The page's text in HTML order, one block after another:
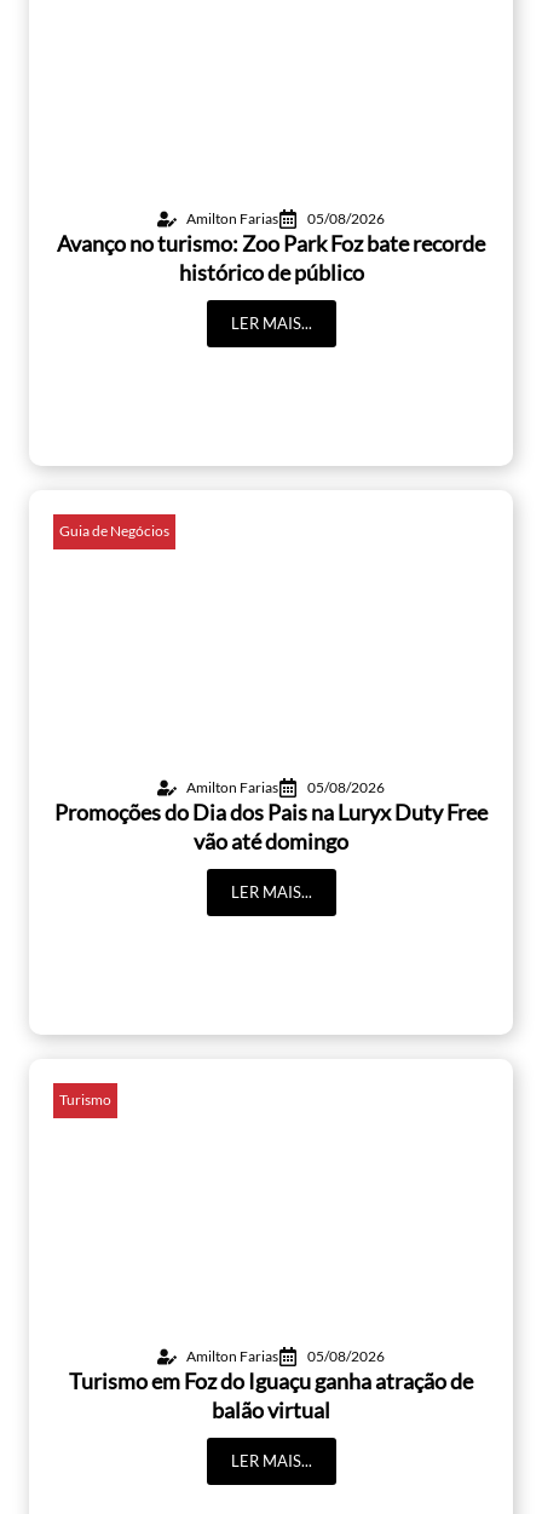
Amilton Farias 05/08/2026
Avanço no turismo: Zoo Park Foz bate recorde
histórico de público
LER MAIS...
Guia de Negócios
Amilton Farias 05/08/2026
Promoções do Dia dos Pais na Luryx Duty Free
vão até domingo
LER MAIS...
Turismo
Amilton Farias 05/08/2026
Turismo em Foz do Iguaçu ganha atração de
balão virtual
LER MAIS...